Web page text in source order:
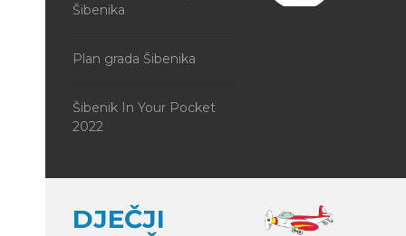
Šibenika
Plan grada Šibenika
Šibenik In Your Pocket
2022
DJEČJI